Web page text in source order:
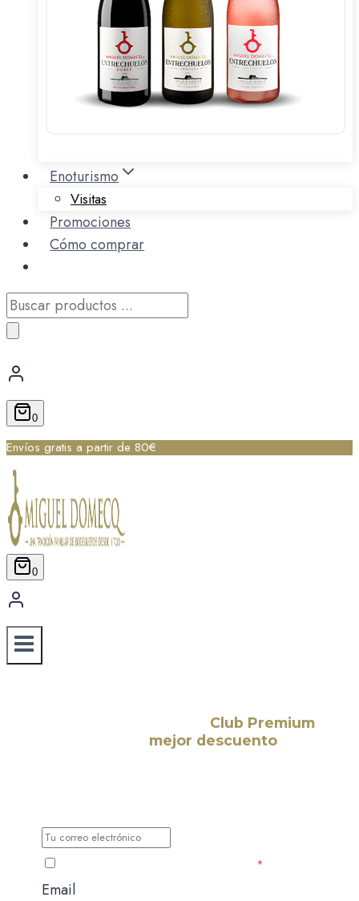
Enoturismo
Visitas
Promociones
Cómo comprar
Búsqueda
de
0
Envíos gratis a partir de 80€
0
Club Premium
mejor descuento
*
Email